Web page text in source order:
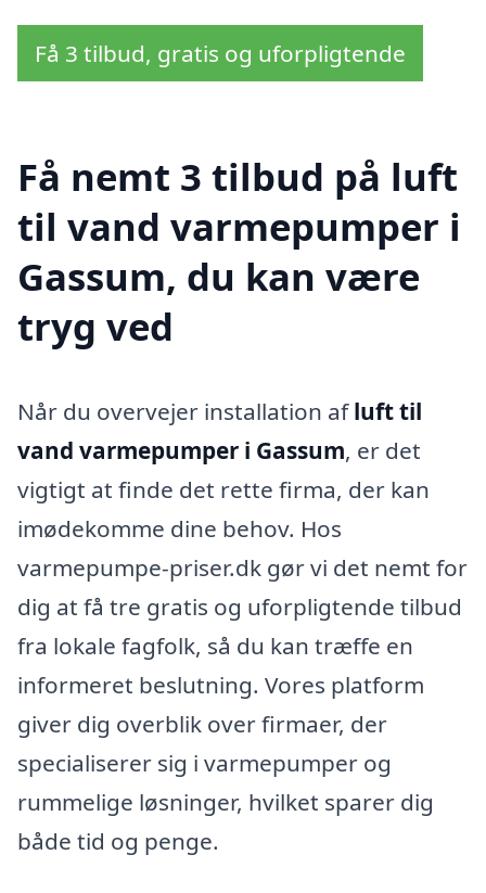
Få 3 tilbud, gratis og uforpligtende
Få nemt 3 tilbud på luft
til vand varmepumper i
Gassum, du kan være
tryg ved
Når du overvejer installation afluft til
vand varmepumper i Gassum, er det
vigtigt at finde det rette firma, der kan
imødekomme dine behov. Hos
varmepumpe-priser.dk gør vi det nemt for
dig at få tre gratis og uforpligtende tilbud
fra lokale fagfolk, så du kan træffe en
informeret beslutning. Vores platform
giver dig overblik over firmaer, der
specialiserer sig i varmepumper og
rummelige løsninger, hvilket sparer dig
både tid og penge.